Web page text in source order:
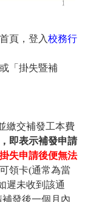
頁，登入校務行
或「掛失暨補
繳交補發工本費
即表示補發申請
失申請後便無法
領卡(通常為當
遲未收到該通
補發後一個月內